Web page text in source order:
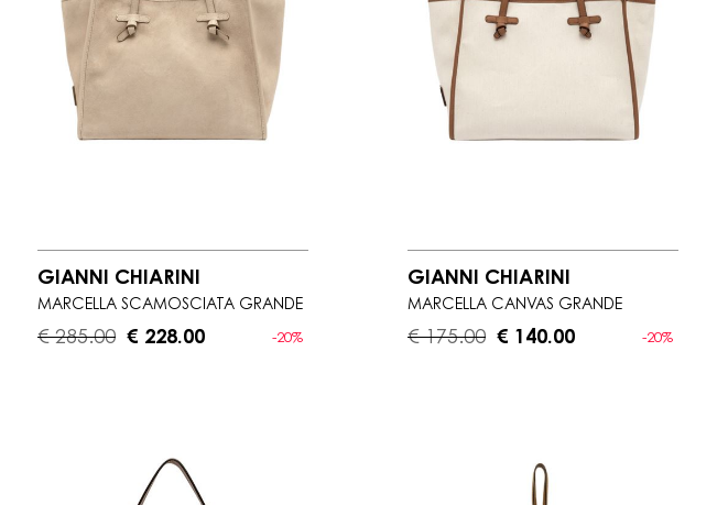
GIANNI CHIARINI
MARCELLA SCAMOSCIATA GRANDE
€ 285.00 -20%
€ 228.00
GIANNI CHIARINI
MARCELLA CANVAS GRANDE
€ 175.00 -20%
€ 140.00